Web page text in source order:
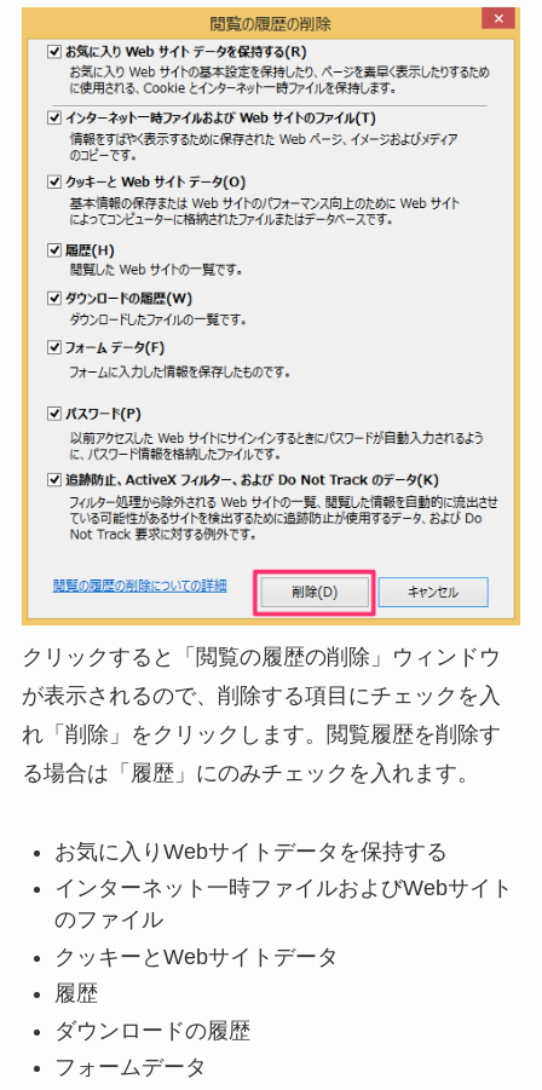
クリックすると「閲覧の履歴の削除」ウィンドウ
が表示されるので、削除する項目にチェックを入
れ「削除」をクリックします。閲覧履歴を削除す
る場合は「履歴」にのみチェックを入れます。
お気に入りWebサイトデータを保持する
インターネット一時ファイルおよびWebサイト
のファイル
クッキーとWebサイトデータ
履歴
ダウンロードの履歴
フォームデータ